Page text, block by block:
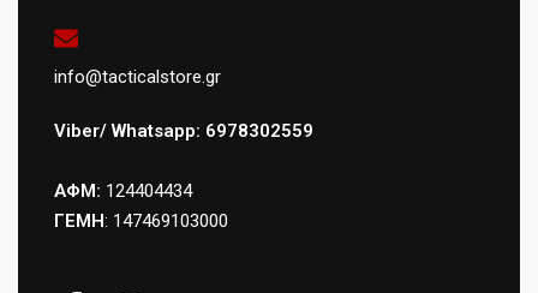
info@tacticalstore.gr
Viber/ Whatsapp: 6978302559
ΑΦΜ: 124404434
ΓΕΜΗ: 147469103000